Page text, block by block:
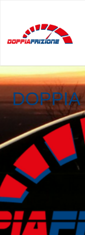
DOPPIA